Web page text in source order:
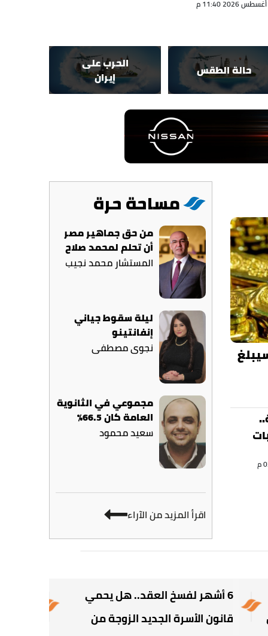
حالة الطقس
الحرب على
إيران
مساحة حرة
من حق جماهير مصر
أن تحلم لمحمد صلاح
المستشار محمد نجيب
ليلة سقوط جياني
إنفانتينو
نجوى مصطفى
مجموعي في الثانوية
العامة كان 66.5%
سعيد محمود
اقرأ المزيد من الآراء
6 أشهر لفسخ العقد.. هل يحمي
قانون الأسرة الجديد الزوجة من